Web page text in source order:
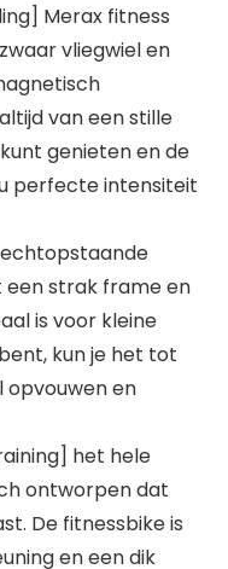
Merax fitness
vliegwiel en
van een stille
genieten en de
perfecte intensiteit
strak frame en
is voor kleine
kun je het tot
opvouwen en
het hele
ontworpen dat
De fitnessbike is
en een dik